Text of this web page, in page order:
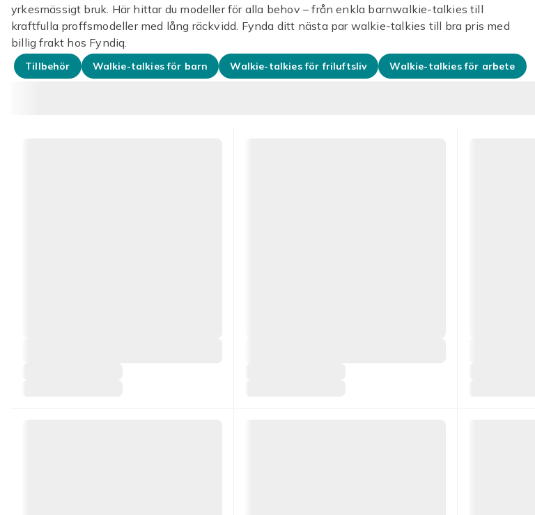
yrkesmässigt bruk. Här hittar du modeller för alla behov – från enkla barnwalkie-talkies till
kraftfulla proffsmodeller med lång räckvidd. Fynda ditt nästa par walkie-talkies till bra pris med
billig frakt hos Fyndiq.
Tillbehör Walkie-talkies för barn Walkie-talkies för friluftsliv Walkie-talkies för arbete